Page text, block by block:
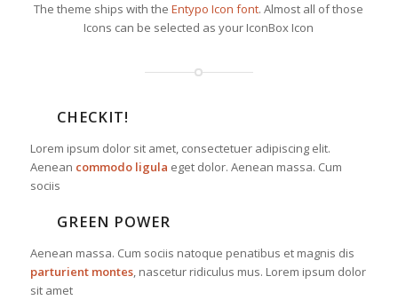
The theme ships with theEntypo Icon font. Almost all of those
Icons can be selected as your IconBox Icon
CHECKIT!
Lorem ipsum dolor sit amet, consectetuer adipiscing elit.
Aenean commodo ligula eget dolor. Aenean massa. Cum
sociis
GREEN POWER
Aenean massa. Cum sociis natoque penatibus et magnis dis
parturient montes, nascetur ridiculus mus. Lorem ipsum dolor
sit amet